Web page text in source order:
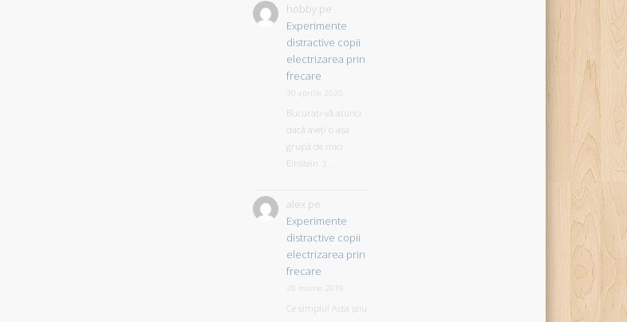
hobbype
Experimente
distractive copii
electrizarea prin
frecare
30 aprilie 2020
Bucurați-vă atunci
dacă aveți o așa
grupă de mici
Einstein :)...
alexpe
Experimente
distractive copii
electrizarea prin
frecare
28 martie 2019
Ce simplu! Asta știu